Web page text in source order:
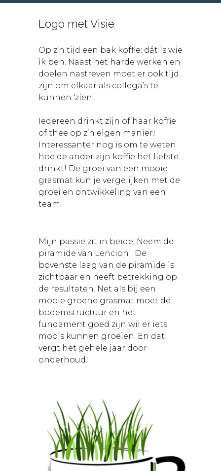
Logo met Visie
Op z’n tijd een bak koffie: dát is wie
ik ben. Naast het harde werken en
doelen nastreven moet er ook tijd
zijn om elkaar als collega’s te
kunnen ‘zíen’.
Iedereen drinkt zijn of haar koffie
of thee op z’n eigen manier!
Interessanter nog is om te weten
hoe de ander zijn koffie het liefste
drinkt! De groei van een mooie
grasmat kun je vergelijken met de
groei en ontwikkeling van een
team.
Mijn passie zit in beide. Neem de
piramide van Lencioni. De
bovenste laag van de piramide is
zichtbaar en heeft betrekking op
de resultaten. Net als bij een
mooie groene grasmat moet de
bodemstructuur en het
fundament goed zijn wil er iets
moois kunnen groeien. En dat
vergt het gehele jaar door
onderhoud!